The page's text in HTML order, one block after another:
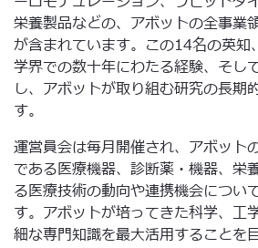
栄養製品などの、アボットの全事業
が含まれています。この14名の英知
学界での数十年にわたる経験、そし
し、アボットが取り組む研究の長期
す。
運営員会は毎月開催され、アボット
である医療機器、診断薬・機器、栄
る医療技術の動向や連携機会につい
す。アボットが培ってきた科学、工
細な専門知識を最大活用することを